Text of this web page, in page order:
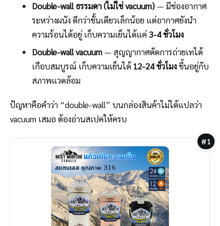
Double-wall ธรรมดา (ไม่ใช่ vacuum)— มีช่องอากาศ
ระหว่างผนัง ดีกว่าชั้นเดียวเล็กน้อย แต่อากาศยังนำ
ความร้อนได้อยู่ เก็บความเย็นได้แค่ 3-4 ชั่วโมง
Double-wall vacuum— สุญญากาศตัดการถ่ายเทได้
เกือบสมบูรณ์ เก็บความเย็นได้ 12-24 ชั่วโมงขึ้นอยู่กับ
สภาพแวดล้อม
ปัญหาคือคำว่า “double-wall” บนกล่องสินค้าไม่ได้แปลว่า
vacuum เสมอ ต้องอ่านสเปคให้ครบ
#1